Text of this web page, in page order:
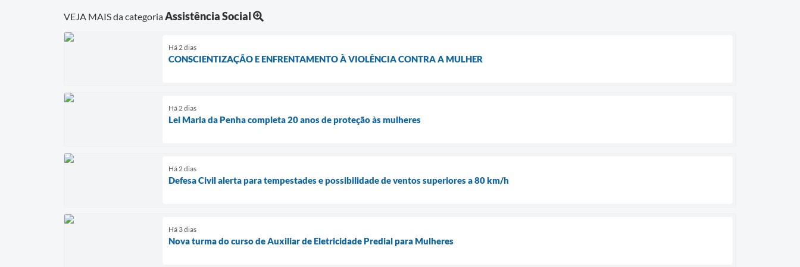
VEJA MAIS da categoriaAssistência Social
Há 2 dias
CONSCIENTIZAÇÃO E ENFRENTAMENTO À VIOLÊNCIA CONTRA A MULHER
Há 2 dias
Lei Maria da Penha completa 20 anos de proteção às mulheres
Há 2 dias
Defesa Civil alerta para tempestades e possibilidade de ventos superiores a 80 km/h
Há 3 dias
Nova turma do curso de Auxiliar de Eletricidade Predial para Mulheres